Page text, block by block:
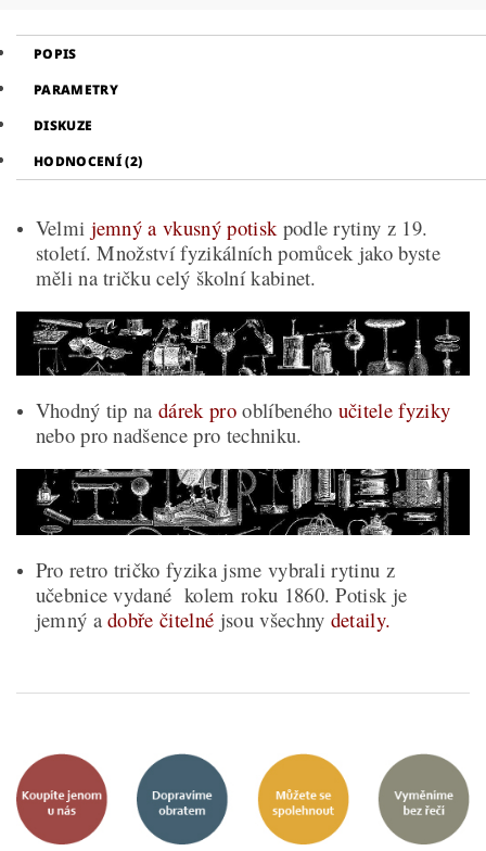
POPIS
PARAMETRY
DISKUZE
HODNOCENÍ (2)
Velmi jemný a vkusný potiskpodle rytiny z 19.
století. Množství fyzikálních pomůcek jako byste
měli na tričku celý školní kabinet.
Vhodný tip na dárek prooblíbeného učitele fyziky
nebo pro nadšence pro techniku.
Pro retro tričko fyzika jsme vybrali rytinu z
učebnice vydané kolem roku 1860. Potisk je
jemný adobře čitelné jsou všechny detaily.